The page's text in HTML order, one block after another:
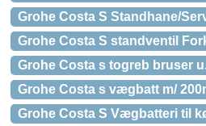
Grohe Costa S Standhane/
Grohe Costa S standventil
Grohe Costa s togreb bruser
Grohe Costa s vægbatt m/
Grohe Costa S Vægbatteri til